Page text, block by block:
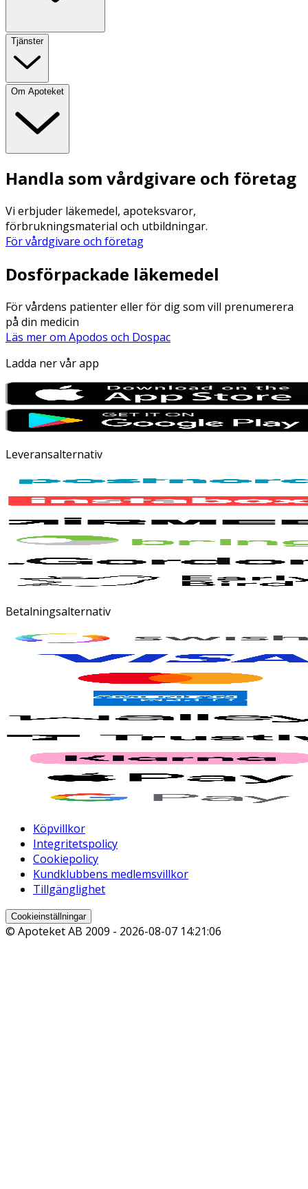
Tjänster
Om Apoteket
Handla som vårdgivare och företag
Vi erbjuder läkemedel, apoteksvaror,
förbrukningsmaterial och utbildningar.
För vårdgivare och företag
Dosförpackade läkemedel
För vårdens patienter eller för dig som vill prenumerera
på din medicin
Läs mer om Apodos och Dospac
Ladda ner vår app
Leveransalternativ
Betalningsalternativ
Köpvillkor
Integritetspolicy
Cookiepolicy
Kundklubbens medlemsvillkor
Tillgänglighet
Cookieinställningar
© Apoteket AB 2009 - 2026-08-07 14:21:06